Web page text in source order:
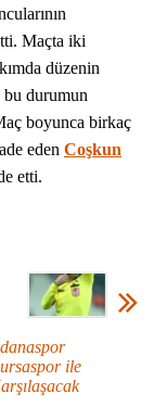
Maçta iki
düzenin
durumun
boyunca birkaç
eden Coşkun
etti.
ile